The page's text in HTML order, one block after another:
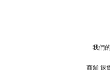
我們的
商舖 退